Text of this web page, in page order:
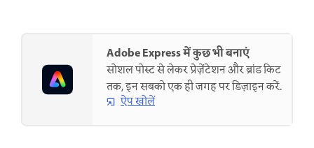
Adobe Express में कुछ भी बनाएं
सोशल पोस्ट से लेकर प्रेज़ेंटेशन और ब्रांड किट
तक, इन सबको एक ही जगह पर डिज़ाइन करें.
ऐप खोलें